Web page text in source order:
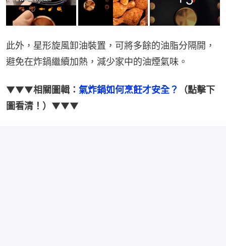
此外，星形旋風卸油裝置，可將多餘的油脂分隔開，
避免在炸鍋繼續加熱，減少家中的油煙氣味。
▼▼▼相關圖輯： 氣炸鍋如何烹飪才安全？
（點擊下
圖看清！） ▼▼▼